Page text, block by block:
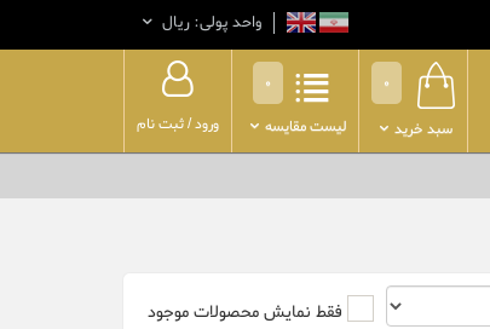
واحد پولی: ريال
ورود/ثبت نام
0
سبد خرید
0
لیست مقایسه
فقط نمایش محصولات موجود